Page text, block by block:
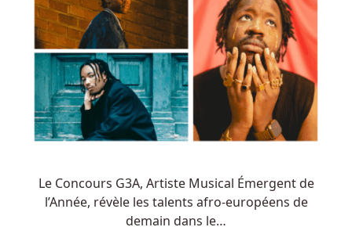
Le Concours G3A, Artiste Musical Émergent de
l’Année, révèle les talents afro-européens de
demain dans le…